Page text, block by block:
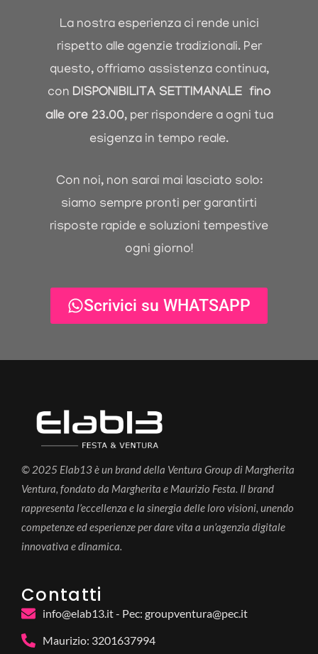
La nostra esperienza ci rende unici
rispetto alle agenzie tradizionali. Per
questo, offriamo assistenza continua,
con DISPONIBILITASETTIMANALE fino
alle ore 23.00, per rispondere a ogni tua
esigenza in tempo reale.
Con noi, non sarai mai lasciato solo:
siamo sempre pronti per garantirti
risposte rapide e soluzioni tempestive
ogni giorno!
Scrivici su WHATSAPP
© 2025 Elab13 è un brand della Ventura Group di Margherita
Ventura, fondato da Margherita e Maurizio Festa. Il brand
rappresenta l’eccellenza e la sinergia delle loro visioni, unendo
competenze ed esperienze per dare vita a un’agenzia digitale
innovativa e dinamica.
Contatti
info@elab13.it - Pec: groupventura@pec.it
Maurizio: 3201637994